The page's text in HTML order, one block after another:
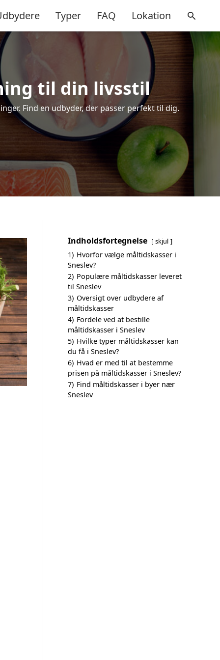
Typer FAQ Lokation
til din livsstil
Find en udbyder, der passer perfekt til dig.
Indholdsfortegnelse skjul
1) Hvorfor vælge måltidskasser i
Sneslev?
2) Populære måltidskasser leveret
til Sneslev
3) Oversigt over udbydere af
måltidskasser
4) Fordele ved at bestille
måltidskasser i Sneslev
5) Hvilke typer måltidskasser kan
du få i Sneslev?
6) Hvad er med til at bestemme
prisen på måltidskasser i Sneslev?
7) Find måltidskasser i byer nær
Sneslev